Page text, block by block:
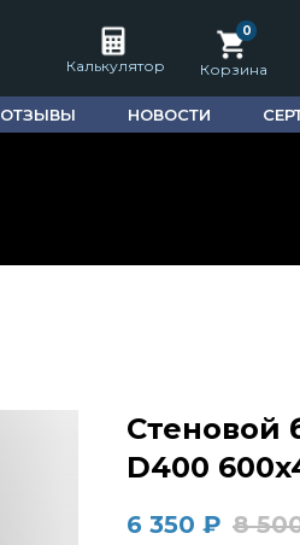
0
Корзина
Калькулятор
ОТЗЫВЫ НОВОСТИ
Стеновой
D400
6 350 ₽ 8